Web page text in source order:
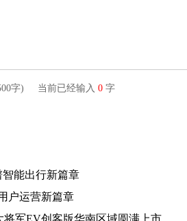
字) 当前已经输入 0 字
能出行新篇章
户运营新篇章
军EV创客版华南区域圆满上市